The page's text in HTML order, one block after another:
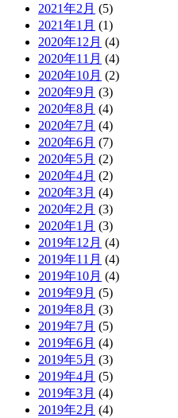
2021年2月 (5)
2021年1月 (1)
2020年12月 (4)
2020年11月 (4)
2020年10月 (2)
2020年9月 (3)
2020年8月 (4)
2020年7月 (4)
2020年6月 (7)
2020年5月 (2)
2020年4月 (2)
2020年3月 (4)
2020年2月 (3)
2020年1月 (3)
2019年12月 (4)
2019年11月 (4)
2019年10月 (4)
2019年9月 (5)
2019年8月 (3)
2019年7月 (5)
2019年6月 (4)
2019年5月 (3)
2019年4月 (5)
2019年3月 (4)
2019年2月 (4)